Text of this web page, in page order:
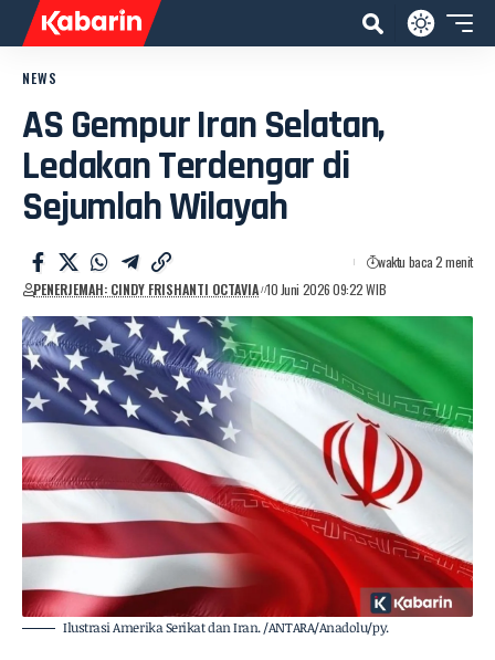
NEWS
AS Gempur Iran Selatan,
Ledakan Terdengar di
Sejumlah Wilayah
PENERJEMAH: CINDY FRISHANTI OCTAVIA 10 Juni 2026 09:22 WIB
waktu baca 2 menit
Ilustrasi Amerika Serikat dan Iran. /ANTARA/Anadolu/py.